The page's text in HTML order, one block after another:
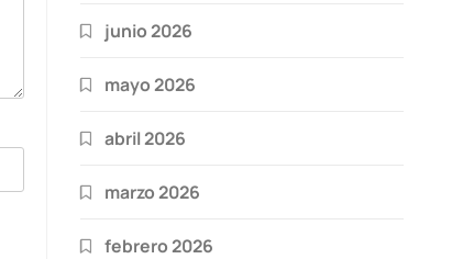
junio 2026
mayo 2026
abril 2026
marzo 2026
febrero 2026